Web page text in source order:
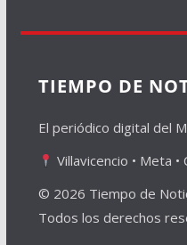
TIEMPO DE
El periódico digital del
Villavicencio • Meta •
© 2026 Tiempo de
Todos los derechos